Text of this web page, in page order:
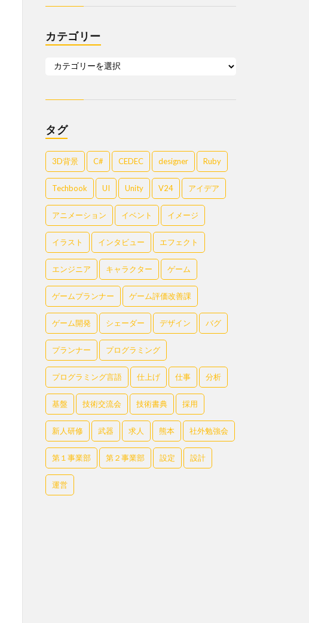
カテゴリー
タグ
3D背景 C# CEDEC designer Ruby
Techbook UI Unity V24 アイデア
アニメーション イベント イメージ
イラスト インタビュー エフェクト
エンジニア キャラクター ゲーム
ゲームプランナー ゲーム評価改善課
ゲーム開発 シェーダー デザイン バグ
プランナー プログラミング
プログラミング言語 仕上げ 仕事 分析
基盤 技術交流会 技術書典 採用
新人研修 武器 求人 熊本 社外勉強会
第１事業部 第２事業部 設定 設計
運営